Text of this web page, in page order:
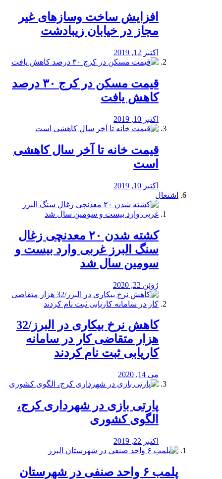
افزایش ساخت وسازهای غیر
مجاز در خیابان زیبادشت
اکتبر 12, 2019
️قیمت مسکن در کرج ۳۰ درصد
کاهش یافت
اکتبر 10, 2019
قیمت خانه تا آخر سال کاهشی
است
اکتبر 10, 2019
اشتغال
کشته شدن ۲۰ معدنچی زغال
سنگ البرز غربی وارد بیست و
سومین سال شد
ژوئن 22, 2020
کاهش نرخ بیکاری در البرز/32
هزار متقاضی کار در سامانه
کاریابی ثبت نام کردند
می 14, 2020
پارتی بازی در شهرداری کرج،
الگوی کشوری
اکتبر 22, 2019
پلمب ۶ واحد صنفی در شهرستان